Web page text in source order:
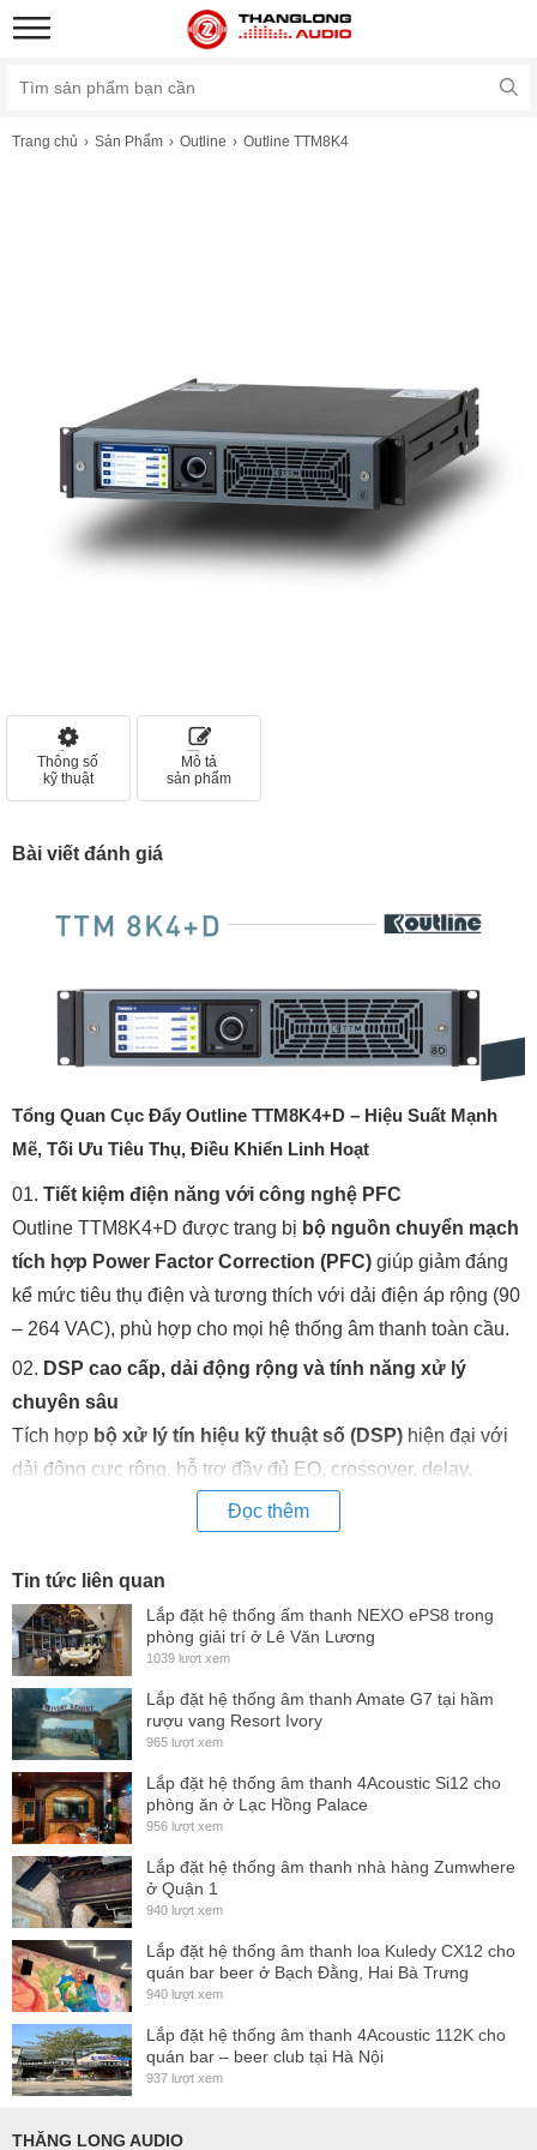
Trang chủ Sản Phẩm Outline Outline TTM8K4
Thông số
kỹ thuật
Mô tả
sản phẩm
Bài viết đánh giá
Tổng Quan Cục Đẩy Outline TTM8K4+D – Hiệu Suất Mạnh
Mẽ, Tối Ưu Tiêu Thụ, Điều Khiển Linh Hoạt
01. Tiết kiệm điện năng với công nghệ PFC
Outline TTM8K4+D được trang bị bộ nguồn chuyển mạch
tích hợp Power Factor Correction (PFC) giúp giảm đáng
kể mức tiêu thụ điện và tương thích với dải điện áp rộng (90
– 264 VAC), phù hợp cho mọi hệ thống âm thanh toàn cầu.
02. DSP cao cấp, dải động rộng và tính năng xử lý
chuyên sâu
Tích hợp bộ xử lý tín hiệu kỹ thuật số (DSP) hiện đại với
dải động cực rộng, hỗ trợ đầy đủ EQ, crossover, delay,
giao diện cảm ứng 4.3 inch
thích điều khiển từ xa qua phần mềmArmoníaPlus
03. 4 kênh đầu vào linh hoạt – Analog, AES3,
Dante/AES67
Sản phẩm cung cấp4 kênh đầu vào độc lập
cả kết nối analog (XLR), kỹ thuật số AES3 và mạng Dante™,
mang đến khả năng tích hợp tối đa trong các hệ thống âm
thanh chuyên nghiệp hiện đại.
04.EQ toàn diện với IIR, FIR, Raised-Cosine và bộ giới
hạn tiên tiến
Hệ thống xử lý tín hiệu bao gồm
IIR+FIRvà bộ lọc Raised-Cosine; cùng với
đủ: peak, điện áp RMS, dòng điện RMS và TruePower™,
giúp bảo vệ toàn diện cho loa và ampli.
05.Cơ chế dự phòng tín hiệu đầu vào thông minh
Tăng độ ổn định của hệ thống với
chính sách sao lưu đầu
vào có thể tùy chỉnh, cho phép tự động chuyển nguồn tín
hiệu nếu phát hiện lỗi – một tính năng lý tưởng cho các sự
Đọc thêm
Tin tức liên quan
Lắp đặt hệ thống ấm thanh NEXO ePS8 trong
phòng giải trí ở Lê Văn Lương
1039 lượt xem
Lắp đặt hệ thống âm thanh Amate G7 tại hầm
rượu vang Resort Ivory
965 lượt xem
Lắp đặt hệ thống âm thanh 4Acoustic Si12 cho
phòng ăn ở Lạc Hồng Palace
956 lượt xem
Lắp đặt hệ thống âm thanh nhà hàng Zumwhere
ở Quận 1
940 lượt xem
Lắp đặt hệ thống âm thanh loa Kuledy CX12 cho
quán bar beer ở Bạch Đằng, Hai Bà Trưng
940 lượt xem
Lắp đặt hệ thống âm thanh 4Acoustic 112K cho
quán bar – beer club tại Hà Nội
937 lượt xem
THĂNG LONG AUDIO